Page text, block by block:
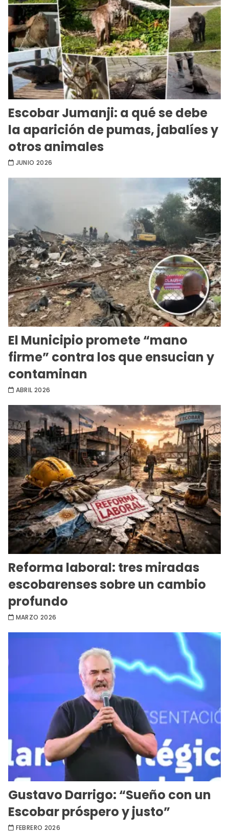
Escobar Jumanji: a qué se debe
la aparición de pumas, jabalíes y
otros animales
JUNIO 2026
El Municipio promete “mano
firme” contra los que ensucian y
contaminan
ABRIL 2026
Reforma laboral: tres miradas
escobarenses sobre un cambio
profundo
MARZO 2026
Gustavo Darrigo: “Sueño con un
Escobar próspero y justo”
FEBRERO 2026